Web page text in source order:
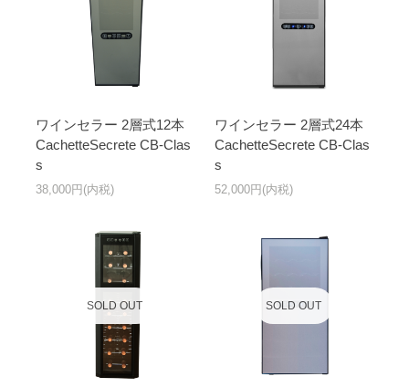
ワインセラー 2層式12本
CachetteSecrete CB-Clas
s
38,000円(内税)
ワインセラー 2層式24本
CachetteSecrete CB-Clas
s
52,000円(内税)
SOLD OUT SOLD OUT